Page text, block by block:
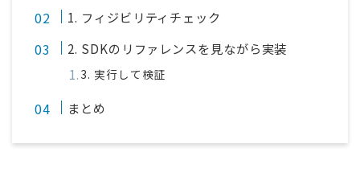
1. フィジビリティチェック
2. SDKのリファレンスを見ながら実装
3. 実行して検証
まとめ